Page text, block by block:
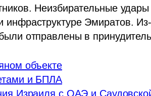
Неизбирательные
Эмиратов. Из-
отправлены в
объекте
и БПЛА
Израиля с ОАЭ и